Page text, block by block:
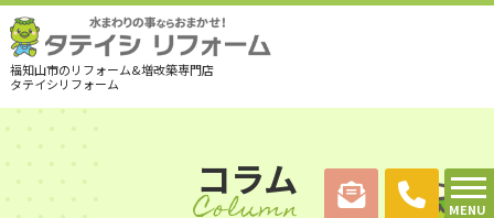
福知山市のリフォーム&増改築専門店
タテイシリフォーム
MENU
コラム